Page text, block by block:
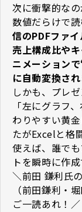
次に衝撃的な
数値だらけで
信のPDFファイ
売上構成比や
ニメーション
に自動変換され
しかも、プレ
「左にグラフ
わりやすい黄
たがExcelと格
使えば、誰で
トを瞬時に作成
＼前田 鎌利氏の
（前田鎌利・
ご一読あれ！／